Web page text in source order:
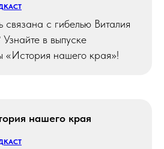
связана с гибелью Виталия
в выпуске
«История нашего края»!
нашего края